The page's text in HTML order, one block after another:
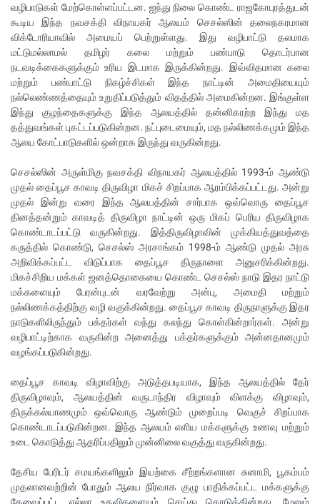
வழிபாடுகள் மேற்கொள்ளப்பட்டன. ஐந்து நிலை கொண்ட ராஜகோபுரத்துடன்
கூடிய இந்த நவசக்தி விநாயகர் ஆலயம் செசல்ஸின் தலைநகரமான
விக்டோரியாவில் அமையப் பெற்றுள்ளது. இது வழிபாட்டு தலமாக
மட்டுமல்லாமல் தமிழர் கலை மற்றும் பண்பாடு தொடர்பான
நடவடிக்கைகளுக்கும் உரிய இடமாக இருக்கின்றது. இவ்விதமான கலை
மற்றும் பண்பாட்டு நிகழ்ச்சிகள் இந்த நாட்டின் அமைதியையும்
நல்லெண்ணத்தையும் உறுதிப்படுத்தும் விதத்தில் அமைகின்றன. இங்குள்ள
இந்து குழந்தைகளுக்கு இந்த ஆலயத்தில் தன்னிகரற்ற இந்து மத
தத்துவங்கள் புகட்டப்படுகின்றன. நட்புடைமையும், மத நல்லிணக்கமும் இந்த
ஆலய கோட்பாடுகளில் ஒன்றாக இருந்து வருகின்றது.
செசல்ஸின் அருள்மிகு நவசக்தி விநாயகர் ஆலயத்தில் 1993-ம் ஆண்டு
முதல் தைப்பூச காவடி திருவிழா மிகச் சிறப்பாக ஆரம்பிக்கப்பட்டது. அன்று
முதல் இன்று வரை இந்த ஆலயத்தின் சார்பாக ஒவ்வொரு தைப்பூச
தினத்தன்றும் காவடித் திருவிழா நாட்டின் ஒரு மிகப் பெரிய திருவிழாக
கொண்டாடப்பட்டு வருகின்றது. இத்திருவிழாவின் முக்கியத்துவத்தை
கருத்தில் கொண்டு, செசல்ஸ் அரசாங்கம் 1998-ம் ஆண்டு முதல் அரசு
அறிவிக்கப்பட்ட விடுப்பாக தைப்பூச திருநாளை அனுசரிக்கின்றது.
மிகச்சிறிய மக்கள் ஜனத்தொகையை கொண்ட செசல்ஸ் நாடு இதர நாட்டு
மக்களையும் பேரன்புடன் வரவேற்று அன்பு, அமைதி மற்றும்
நல்லிணக்கத்திற்கு வழி வகுக்கின்றது. தைப்பூச காவடி திருநாளுக்கு இதர
நாடுகளிலிருந்தும் பக்தர்கள் வந்து கலந்து கொள்கின்றார்கள். அன்று
வழிபாட்டிற்காக வருகின்ற அனைத்து பக்தர்களுக்கும் அன்னதானமும்
வழங்கப்படுகின்றது.
தைப்பூச காவடி விழாவிற்கு அடுத்தபடியாக, இந்த ஆலயத்தில் தேர்
திருவிழாவும், ஆலயத்தின் வருடாந்திர விழாவும் விளக்கு விழாவும்,
திருக்கல்யாணமும் ஒவ்வொரு ஆண்டும் முறைப்படி வெகுச் சிறப்பாக
கொண்டாடப்படுகின்றன. இந்த ஆலயம் எளிய மக்களுக்கு உணவு மற்றும்
உடை கொடுத்து ஆதரிப்பதிலும் முன்னிலை வகுத்து வருகின்றது.
தேசிய பேரிடர் சமயங்களிலும் இயற்கை சீற்றங்களான சுனாமி, பூகம்பம்
முதலானவற்றின் போதும் ஆலய நிர்வாக குழு பாதிக்கப்பட்ட மக்களுக்கு
தேவைப்பட்ட எல்லா உதவிகளையும் செய்து கொடுக்கின்றது. மேலும்